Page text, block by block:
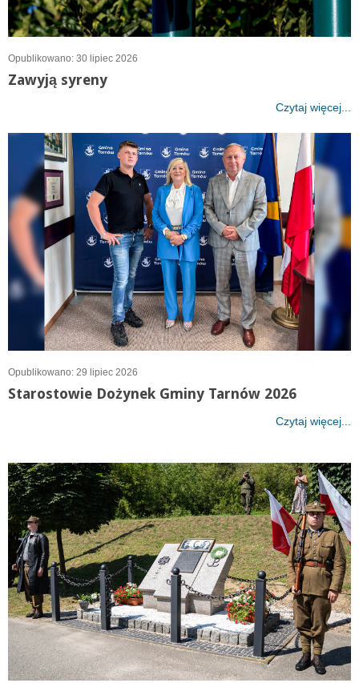
Opublikowano: 30 lipiec 2026
Zawyją syreny
Czytaj więcej...
Opublikowano: 29 lipiec 2026
Starostowie Dożynek Gminy Tarnów 2026
Czytaj więcej...